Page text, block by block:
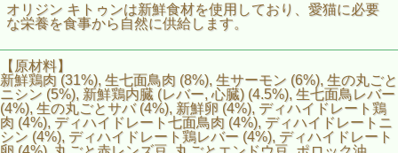
オリジン キトゥンは新鮮食材を使用しており、愛猫に必要
な栄養を食事から自然に供給します。
【原材料】
新鮮鶏肉 (31%), 生七面鳥肉 (8%), 生サーモン (6%), 生の丸ごと
ニシン (5%), 新鮮鶏内臓 (レバー, 心臓) (4.5%), 生七面鳥レバー
(4%), 生の丸ごとサバ (4%), 新鮮卵 (4%), ディハイドレート鶏
肉 (4%), ディハイドレート七面鳥肉 (4%), ディハイドレートニ
シン (4%), ディハイドレート鶏レバー (4%), ディハイドレート